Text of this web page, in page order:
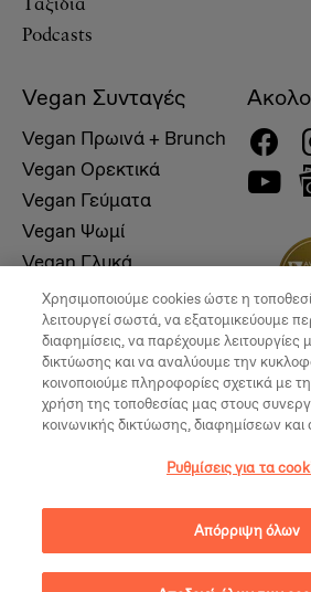
Ταξίδια
Podcasts
Vegan Συνταγές
Vegan Πρωινά + Brunch
Vegan Ορεκτικά
Vegan Γεύματα
Vegan Ψωμί
Vegan Γλυκά
Ρυθμίσεις για τα
Χρησιμοποιούμε cookies ώστε η
λειτουργεί σωστά, να εξατομικεύουμε
διαφημίσεις, να παρέχουμε λειτουργίες
δικτύωσης και να αναλύουμε την
κοινοποιούμε πληροφορίες σχετικά με
χρήση της τοποθεσίας μας στους
κοινωνικής δικτύωσης, διαφημίσεων
Ρυθμίσεις για τα
Απόρριψη όλων